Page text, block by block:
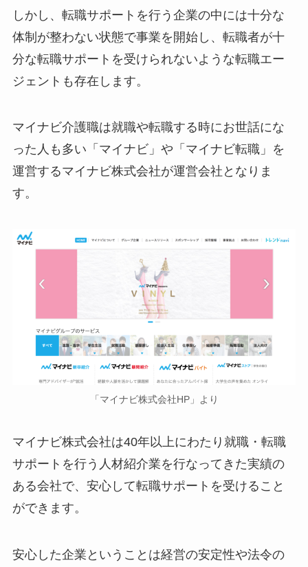
しかし、転職サポートを行う企業の中には十分な
体制が整わない状態で事業を開始し、転職者が十
分な転職サポートを受けられないような転職エー
ジェントも存在します。
マイナビ介護職は就職や転職する時にお世話にな
った人も多い「マイナビ」や「マイナビ転職」を
運営するマイナビ株式会社が運営会社となりま
す。
「マイナビ株式会社HP」より
マイナビ株式会社は40年以上にわたり就職・転職
サポートを行う人材紹介業を行なってきた実績の
ある会社で、安心して転職サポートを受けること
ができます。
安心した企業ということは経営の安定性や法令の